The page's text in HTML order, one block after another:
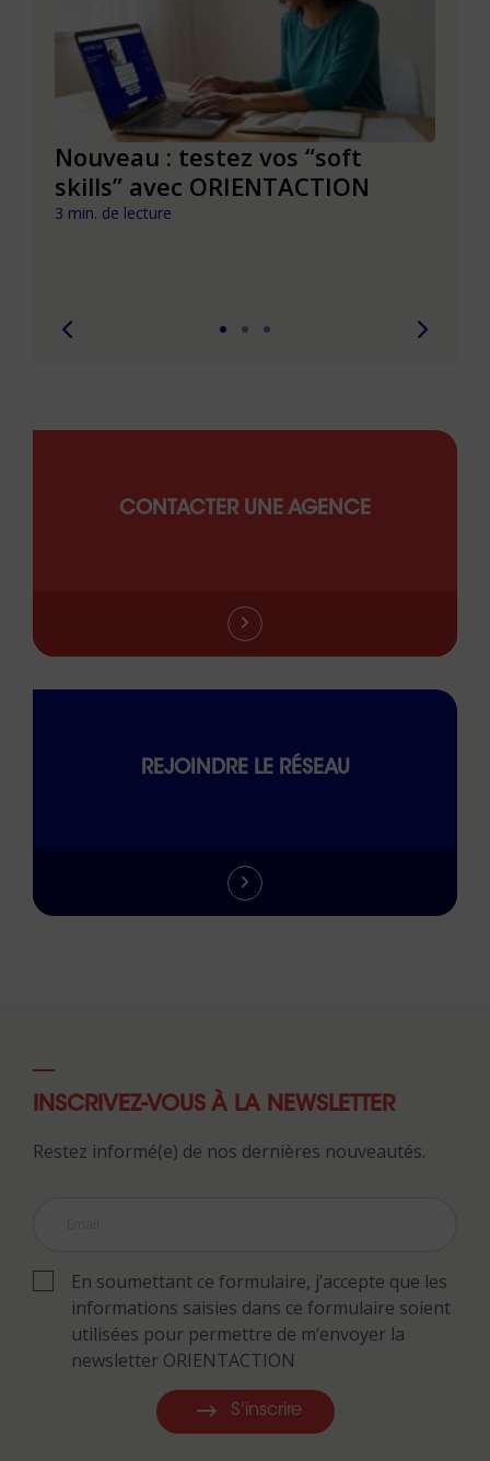
Nouveau : testez vos “soft
skills” avec ORIENTACTION
3 min. de lecture
CONTACTER UNE AGENCE
REJOINDRE LE RÉSEAU
INSCRIVEZ-VOUS À LA NEWSLETTER
Restez informé(e) de nos dernières nouveautés.
En soumettant ce formulaire, j’accepte que les
informations saisies dans ce formulaire soient
utilisées pour permettre de m’envoyer la
newsletter ORIENTACTION
S'inscrire